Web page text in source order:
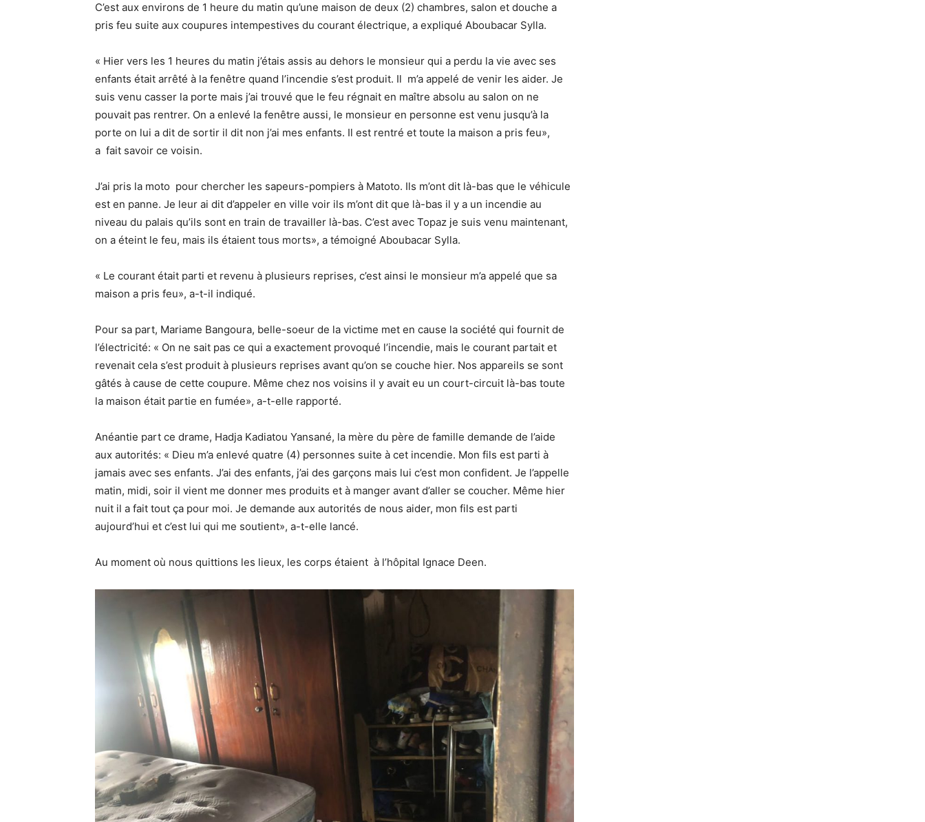
C’est aux environs de 1 heure du matin qu’une maison de deux (2) chambres, salon et douche a
pris feu suite aux coupures intempestives du courant électrique, a expliqué Aboubacar Sylla.
« Hier vers les 1 heures du matin j’étais assis au dehors le monsieur qui a perdu la vie avec ses
enfants était arrêté à la fenêtre quand l’incendie s’est produit. Il m’a appelé de venir les aider. Je
suis venu casser la porte mais j’ai trouvé que le feu régnait en maître absolu au salon on ne
pouvait pas rentrer. On a enlevé la fenêtre aussi, le monsieur en personne est venu jusqu’à la
porte on lui a dit de sortir il dit non j’ai mes enfants. Il est rentré et toute la maison a pris feu»,
a fait savoir ce voisin.
J’ai pris la moto pour chercher les sapeurs-pompiers à Matoto. Ils m’ont dit là-bas que le véhicule
est en panne. Je leur ai dit d’appeler en ville voir ils m’ont dit que là-bas il y a un incendie au
niveau du palais qu’ils sont en train de travailler là-bas. C’est avec Topaz je suis venu maintenant,
on a éteint le feu, mais ils étaient tous morts», a témoigné Aboubacar Sylla.
« Le courant était parti et revenu à plusieurs reprises, c’est ainsi le monsieur m’a appelé que sa
maison a pris feu», a-t-il indiqué.
Pour sa part, Mariame Bangoura, belle-soeur de la victime met en cause la société qui fournit de
l’électricité: « On ne sait pas ce qui a exactement provoqué l’incendie, mais le courant partait et
revenait cela s’est produit à plusieurs reprises avant qu’on se couche hier. Nos appareils se sont
gâtés à cause de cette coupure. Même chez nos voisins il y avait eu un court-circuit là-bas toute
la maison était partie en fumée», a-t-elle rapporté.
Anéantie part ce drame, Hadja Kadiatou Yansané, la mère du père de famille demande de l’aide
aux autorités: « Dieu m’a enlevé quatre (4) personnes suite à cet incendie. Mon fils est parti à
jamais avec ses enfants. J’ai des enfants, j’ai des garçons mais lui c’est mon confident. Je l’appelle
matin, midi, soir il vient me donner mes produits et à manger avant d’aller se coucher. Même hier
nuit il a fait tout ça pour moi. Je demande aux autorités de nous aider, mon fils est parti
aujourd’hui et c’est lui qui me soutient», a-t-elle lancé.
Au moment où nous quittions les lieux, les corps étaient à l’hôpital Ignace Deen.